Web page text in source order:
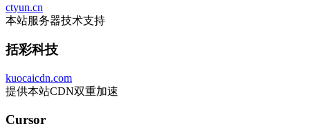
ctyun.cn
本站服务器技术支持
括彩科技
kuocaicdn.com
提供本站CDN双重加速
Cursor